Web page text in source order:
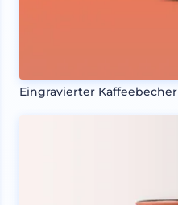
Eingravierter Kaffeebecher